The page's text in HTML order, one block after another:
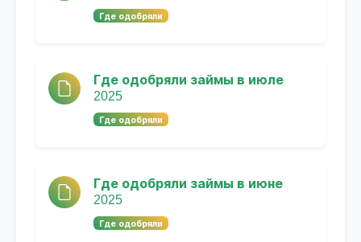
Где одобряли
Где одобряли займы в июле
2025
Где одобряли
Где одобряли займы в июне
2025
Где одобряли